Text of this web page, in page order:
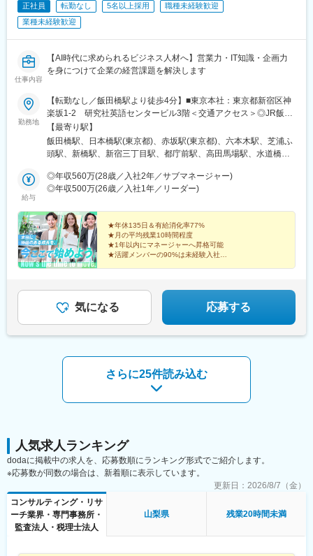
正社員 転勤なし 5名以上採用
職種未経験歓迎
業種未経験歓迎
仕事内容
【AI時代に求められるビジネス人材へ】営業力・IT知識・企画力
を身につけて企業の経営課題を解決します
勤務地
【転勤なし／飯田橋駅より徒歩4分】■東京本社：東京都新宿区神
楽坂1-2 研究社英語センタービル3階＜交通アクセス＞◎JR飯田
橋駅 西口より徒歩4分◎東京メトロ飯田橋駅 B3出口より徒歩4分※
担当プロジェクトにより、将来的にリモートワーク（在宅勤務）
も可能です！
【最寄り駅】
飯田橋駅、日本橋駅(東京都)、赤坂駅(東京都)、六本木駅、芝浦ふ
頭駅、新橋駅、新宿三丁目駅、都庁前駅、高田馬場駅、水道橋
青海駅(東京都)、豊洲駅、有明駅(東京都)、亀戸駅、木場駅(東京
都)、天王洲アイル駅、立会川駅、大崎広小路駅、自由が丘駅、蒲
駅、明治神宮前駅、原宿駅、恵比寿駅、中野駅(東京都)、荻窪駅、
池袋駅、向原駅(東京都)、都電雑司ケ谷駅、赤羽駅、南千住駅、東
武練馬駅、光が丘駅、北千住駅、亀有駅、西葛西駅、吉祥寺駅、
井の頭公園駅、三鷹駅、府中競馬正門前駅、調布駅、町田駅、南
町田グランベリーパーク駅、豊田駅、国分寺駅、立川北駅、高松
よみうりランド駅、武蔵引田駅、新高島駅、横浜駅、元町・中華
街駅、伊勢佐木長者町駅、神奈川駅、新横浜駅、大倉山駅(神奈川
県)、新綱島駅、センター北駅、鴨居駅、たまプラーザ駅、長津田
駅、橋本駅(神奈川県)、上溝駅、相模大野駅、汐入駅、横須賀中央
駅、平塚駅、鎌倉駅、大船駅、藤沢駅、辻堂駅、石上駅、小田原
駅、鴨宮駅、茅ケ崎駅、逗子・葉山駅、三崎口駅、秦野駅、倉見
駅、中央林間駅、伊勢原駅、海老名駅(相模線)、相武台前駅、大雄
山駅、高座渋谷駅、相模金子駅、湯河原駅、京急鶴見駅、杉田駅
宮駅、番田駅(神奈川県)、東京テレポート駅、牛込神楽坂駅、三越
前駅、溜池山王駅、六本木一丁目駅、汐留駅、新宿御苑前駅、西
新宿駅、西早稲田駅、春日駅(東京都)、上野広小路駅、とうきょう
スカイツリー駅、国際展示場駅、亀戸水神駅、五反田駅、九品仏
駅、蓮沼駅、二子新地駅、西太子堂駅、千歳船橋駅、神泉駅、代
官山駅、要町駅、東池袋駅、牛田駅(東京都)、府中駅(東京都)、京
王多摩川駅、立川駅、京王八王子駅、京王口ステイション駅、高
島町駅、平沼橋駅、馬車道駅、石川町駅、日ノ出町駅、綱島駅、
給与
◎年収560万(28歳／入社2年／サブマネージャー)
◎年収500万(26歳／入社1年／リーダー)
★年休135日＆有給消化率77%
★月の平均残業10時間程度
★1年以内にマネージャーへ昇格可能
★活躍メンバーの90%は未経験入社
気になる 応募する
さらに25件読み込む
人気求人ランキング
dodaに掲載中の求人を、応募数順にランキング形式でご紹介します。
※応募数が同数の場合は、新着順に表示しています。
更新日： 2026/8/7（金）
コンサルティング・リサ
ーチ業界・専門事務所・
監査法人・税理士法人
山梨県 残業20時間未満